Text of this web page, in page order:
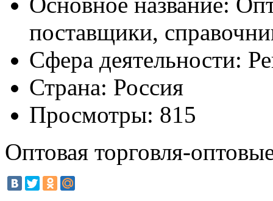
поставщики,
Сфера деятельности:
Страна: Россия
Просмотры: 815
Оптовая торговля-